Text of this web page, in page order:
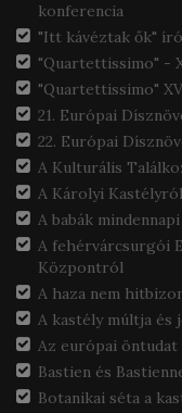
konferencia
"Itt kávéztak ők"
"Quartettissimo" -
"Quartettissimo"
21. Európai
22. Európai
A Kulturális
A Károlyi Kastélyról
A babák
A fehérvárcsurgói
Központról
A haza nem
A kastély múltja és
Az európai
Bastien és
Botanikai séta a